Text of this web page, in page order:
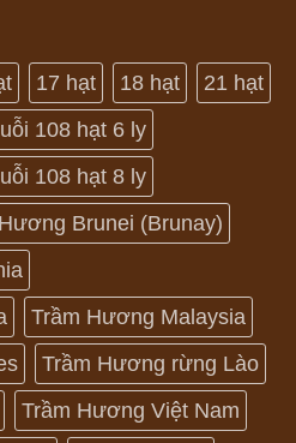
17 hạt 18 hạt
21 hạt
108 hạt 6 ly
108 hạt 8 ly
Brunei (Brunay)
Trầm Hương Malaysia
Trầm Hương rừng Lào
Trầm Hương Việt Nam